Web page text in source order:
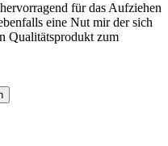
für das Aufziehen
eine Nut mir der sich
Qualitätsprodukt zum